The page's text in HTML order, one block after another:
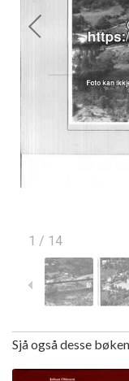
1 / 14
Sjå også desse